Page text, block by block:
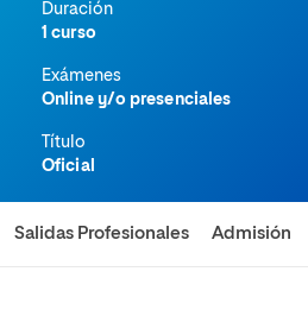
Duración
1 curso
Exámenes
Online y/o presenciales
Título
Oficial
Salidas Profesionales Admisión